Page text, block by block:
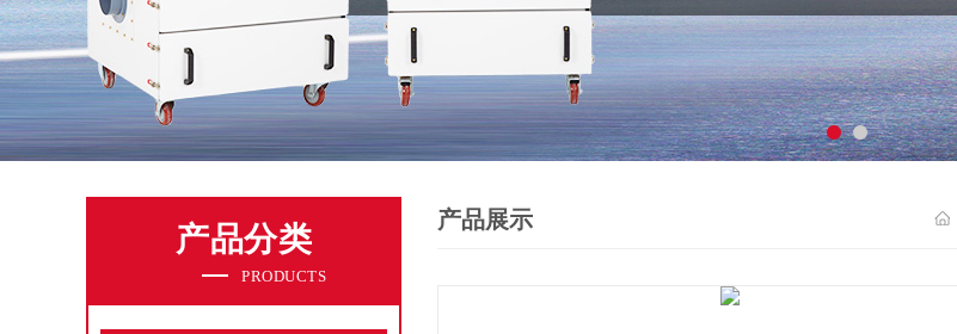
产品分类
PRODUCTS
产品展示